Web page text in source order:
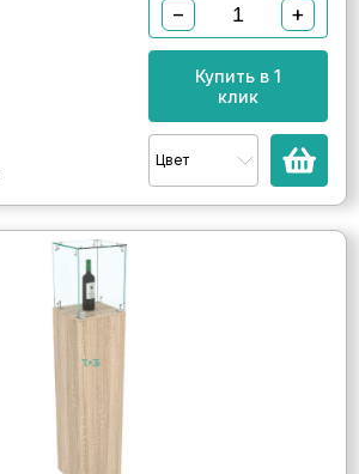
− +
Купить в 1
клик
Цвет